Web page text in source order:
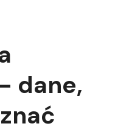
dane,